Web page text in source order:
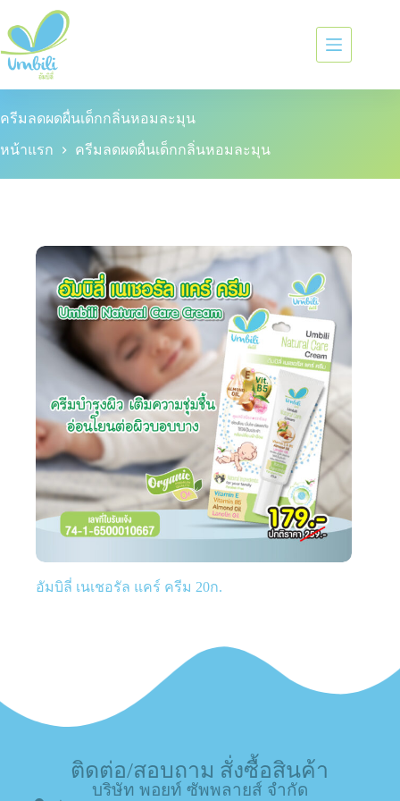
ครีมลดผดผื่นเด็กกลิ่นหอมละมุน
หน้าแรก ครีมลดผดผื่นเด็กกลิ่นหอมละมุน
อัมบิลี่ เนเชอรัล แคร์ ครีม 20ก.
ติดต่อ/สอบถาม สั่งซื้อสินค้า
บริษัท พอยท์ ซัพพลายส์ จำกัด